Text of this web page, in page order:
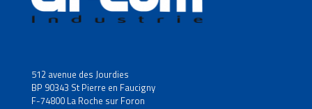
512 avenue des Jourdies
BP 90343 St Pierre en Faucigny
F-74800 La Roche sur Foron